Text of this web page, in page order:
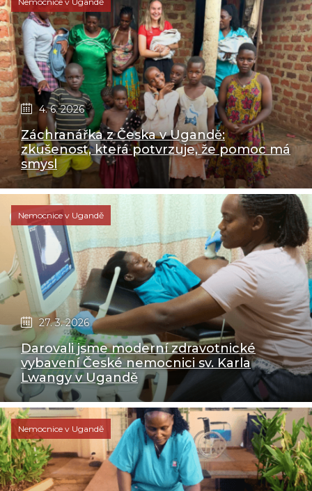
4. 6. 2026
Záchranářka z Česka v Ugandě:
zkušenost, která potvrzuje, že pomoc má
smysl
Nemocnice v Ugandě
27. 3. 2026
Darovali jsme moderní zdravotnické
vybavení České nemocnici sv. Karla
Lwangy v Ugandě
Nemocnice v Ugandě